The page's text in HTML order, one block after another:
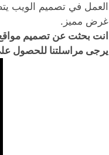
غرض مميز.
انت بحثت عن تصميم
يرجى مراسلتنا للحصول